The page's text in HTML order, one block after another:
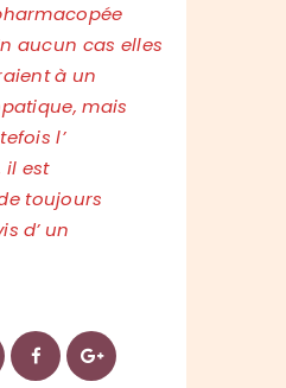
aucun cas elles
à un
mais
l’
il est
toujours
d’ un